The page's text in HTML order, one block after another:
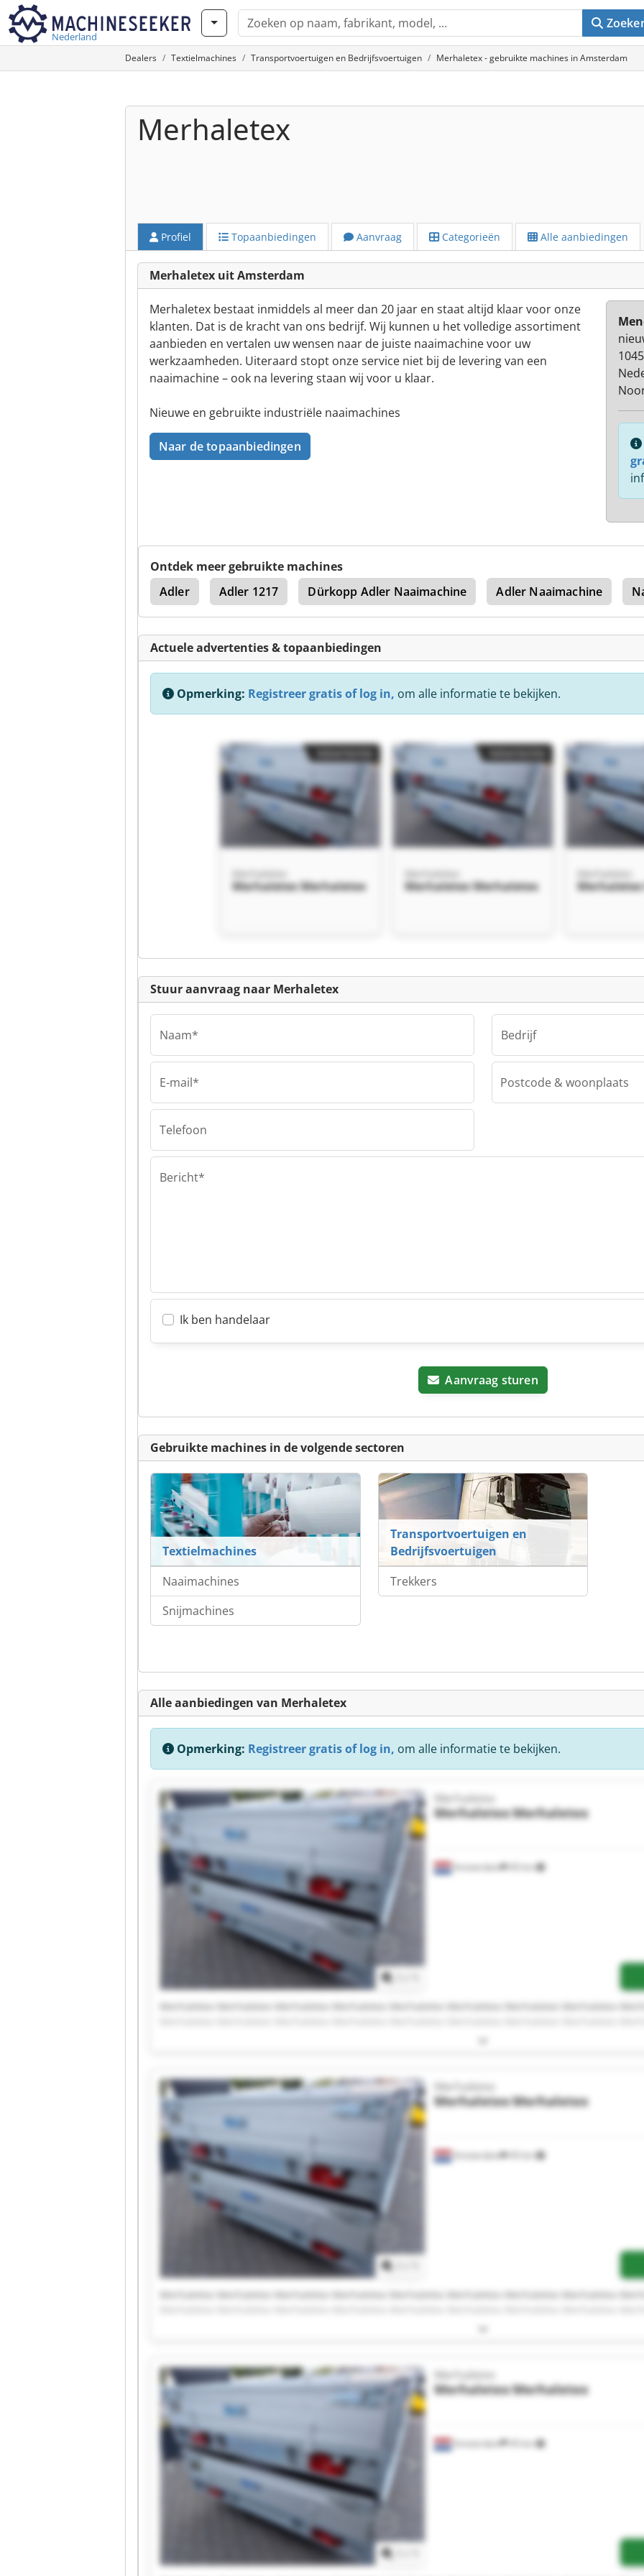
Nederland
Dealers Textielmachines Transportvoertuigen en Bedrijfsvoertuigen Merhaletex - gebruikte machines in Amsterdam
Merhaletex
Profiel Topaanbiedingen Aanvraag Categorieën Alle aanbiedingen
Merhaletex uit Amsterdam
Merhaletex bestaat inmiddels al meer dan 20 jaar en staat altijd klaar voor onze
klanten. Dat is de kracht van ons bedrijf. Wij kunnen u het volledige assortiment
aanbieden en vertalen uw wensen naar de juiste naaimachine voor uw
werkzaamheden. Uiteraard stopt onze service niet bij de levering van een
naaimachine – ook na levering staan wij voor u klaar.
Nieuwe en gebruikte industriële naaimachines
Naar de topaanbiedingen
Ontdek meer gebruikte machines
Adler
Adler 1217 Dürkopp Adler Naaimachine Adler Naaimachine
Actuele advertenties & topaanbiedingen
Opmerking: Registreer gratis of log in, om alle informatie te bekijken.
Merhaletex
Merhaletex Merhaletex
Merhaletex
Merhaletex Merhaletex
Merhaletex
Advertentie
Stuur aanvraag naar Merhaletex
Naam*
E-mail*
Telefoon
Bedrijf
Postcode & woonplaats
Bericht*
Ik ben handelaar
Aanvraag sturen
Gebruikte machines in de volgende sectoren
Textielmachines
Naaimachines
Snijmachines
Transportvoertuigen en
Bedrijfsvoertuigen
Trekkers
Alle aanbiedingen van Merhaletex
Opmerking: Registreer gratis of log in, om alle informatie te bekijken.
Amsterdam
Merhaletex
MerhaletexMerhaletex
Merhaletex Merhaletex Merhaletex Merhaletex Merhaletex Merhaletex Merhaletex Merhaletex
Amsterdam 45 km
Merhaletex
MerhaletexMerhaletex
Merhaletex Merhaletex Merhaletex Merhaletex Merhaletex Merhaletex Merhaletex Merhaletex
Amsterdam 45 km
Merhaletex
MerhaletexMerhaletex